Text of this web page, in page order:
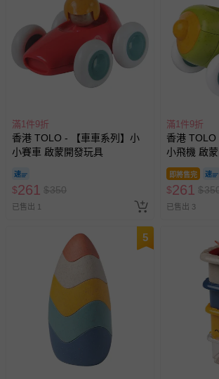
滿1件9折
香港 TOLO - 【車車系列】小
小賽車 啟蒙開發玩具
$261 $350
已售出 1
滿1件9折
香港
小飛機 啟
即將售完
$261 $
已售出 3
5